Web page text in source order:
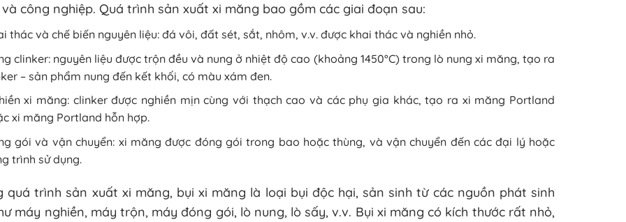
công nghiệp. Quá trình sản xuất xi măng bao gồm các giai đoạn sau:
thác và chế biến nguyên liệu: đá vôi, đất sét, sắt, nhôm, v.v. được khai thác và nghiền nhỏ.
clinker: nguyên liệu được trộn đều và nung ở nhiệt độ cao (khoảng 1450°C) trong lò nung xi măng, tạo ra
– sản phẩm nung đến kết khối, có màu xám đen.
xi măng: clinker được nghiền mịn cùng với thạch cao và các phụ gia khác, tạo ra xi măng Portland
xi măng Portland hỗn hợp.
gói và vận chuyển: xi măng được đóng gói trong bao hoặc thùng, và vận chuyển đến các đại lý hoặc
trình sử dụng.
quá trình sản xuất xi măng, bụi xi măng là loại bụi độc hại, sản sinh từ các nguồn phát sinh
máy nghiền, máy trộn, máy đóng gói, lò nung, lò sấy, v.v. Bụi xi măng có kích thước rất nhỏ,